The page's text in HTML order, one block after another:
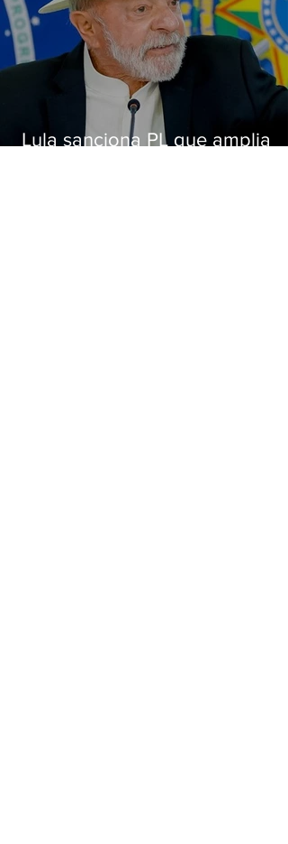
Lula sanciona PL que amplia